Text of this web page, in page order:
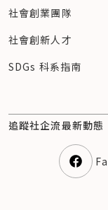
社會創業團隊
社會創新人才
SDGs 科系指南
追蹤社企流最新動態